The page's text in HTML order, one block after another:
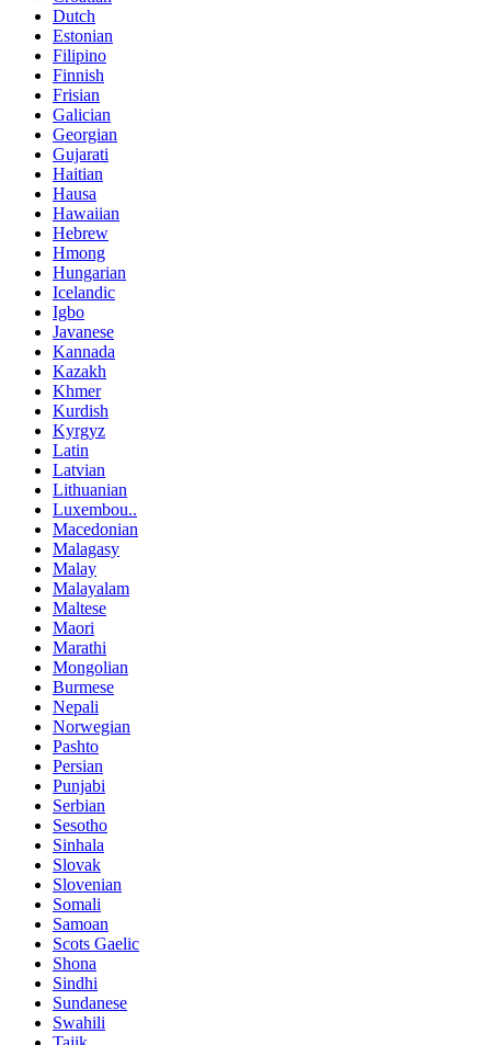
Dutch
Estonian
Filipino
Finnish
Frisian
Galician
Georgian
Gujarati
Haitian
Hausa
Hawaiian
Hebrew
Hmong
Hungarian
Icelandic
Igbo
Javanese
Kannada
Kazakh
Khmer
Kurdish
Kyrgyz
Latin
Latvian
Lithuanian
Luxembou..
Macedonian
Malagasy
Malay
Malayalam
Maltese
Maori
Marathi
Mongolian
Burmese
Nepali
Norwegian
Pashto
Persian
Punjabi
Serbian
Sesotho
Sinhala
Slovak
Slovenian
Somali
Samoan
Scots Gaelic
Shona
Sindhi
Sundanese
Swahili